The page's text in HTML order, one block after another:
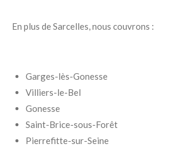
En plus de Sarcelles, nous couvrons :
Garges-lès-Gonesse
Villiers-le-Bel
Gonesse
Saint-Brice-sous-Forêt
Pierrefitte-sur-Seine